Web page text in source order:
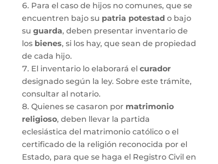
Para el caso de hijos no comunes, que se
encuentren bajo su patria potestad o bajo
su guarda, deben presentar inventario de
los bienes, si los hay, que sean de propiedad
de cada hijo.
El inventario lo elaborará el curador
designado según la ley. Sobre este trámite,
consultar al notario.
Quienes se casaron por matrimonio
religioso, deben llevar la partida
eclesiástica del matrimonio católico o el
certificado de la religión reconocida por el
Estado, para que se haga el Registro Civil en